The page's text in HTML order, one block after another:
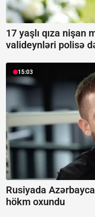
17 yaşlı qıza nişan
valideynləri polisə
15:03
Rusiyada
hökm oxundu